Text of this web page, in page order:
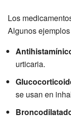
Los
Algunos
urticaria.
se usan en